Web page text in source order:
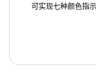
可实现七种颜色指示